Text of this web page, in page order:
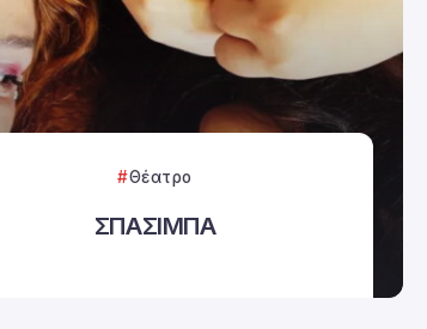
Θέατρο
ΣΠΑΣΙΜΠΑ